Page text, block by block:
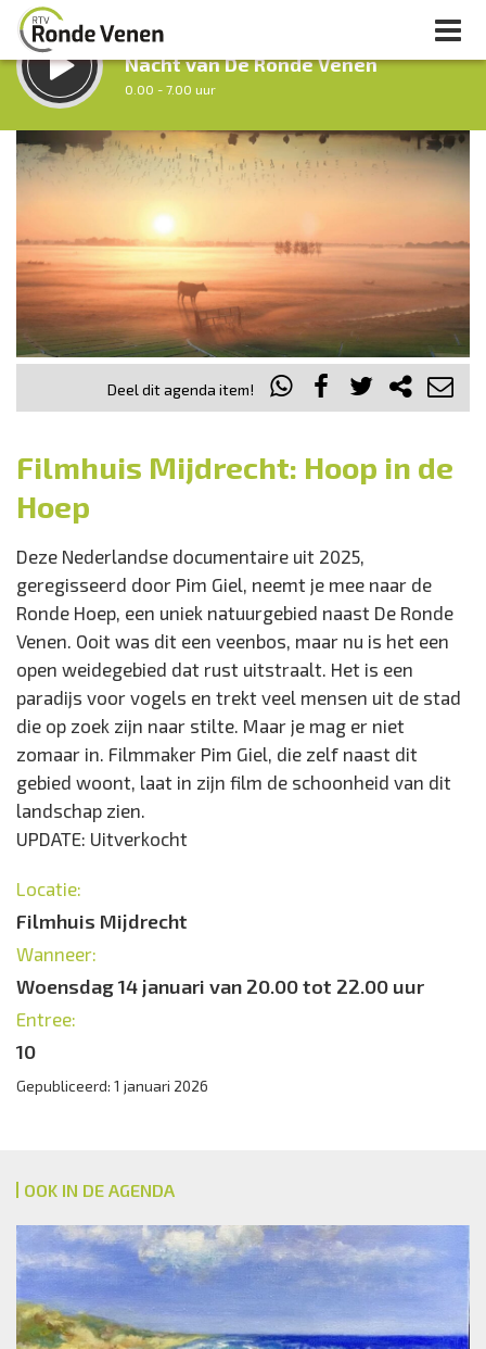
LUISTER LIVE:
Nacht van De Ronde Venen
0.00 - 7.00 uur
STRAKS:
Ochtendronde
Deel dit agenda item!
Locatie:
Filmhuis Mijdrecht
Wanneer:
Woensdag 14 januari van 20.00 tot 22.00 uur
10
Filmhuis Mijdrecht: Hoop in de
Hoep
Deze Nederlandse documentaire uit 2025,
geregisseerd door Pim Giel, neemt je mee naar de
Ronde Hoep, een uniek natuurgebied naast De Ronde
Venen. Ooit was dit een veenbos, maar nu is het een
open weidegebied dat rust uitstraalt. Het is een
paradijs voor vogels en trekt veel mensen uit de stad
die op zoek zijn naar stilte. Maar je mag er niet
zomaar in. Filmmaker Pim Giel, die zelf naast dit
gebied woont, laat in zijn film de schoonheid van dit
landschap zien.
UPDATE: Uitverkocht
Locatie:
Filmhuis Mijdrecht
Wanneer:
Woensdag 14 januari van 20.00 tot 22.00 uur
Entree:
10
Gepubliceerd: 1 januari 2026
OOK IN DE AGENDA